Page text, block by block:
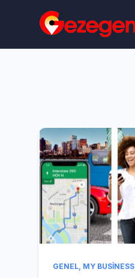
GENEL, MY BUSINESS